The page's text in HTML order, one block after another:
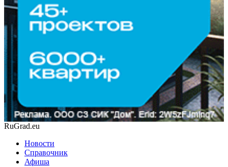
RuGrad.eu
Новости
Справочник
Афиша